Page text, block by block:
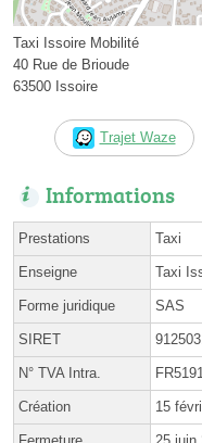
Taxi Issoire Mobilité
40 Rue de Brioude
63500 Issoire
Trajet Waze
Informations
Prestations Taxi
Enseigne Taxi
Forme juridique SAS
SIRET
N° TVA Intra.
Création 15